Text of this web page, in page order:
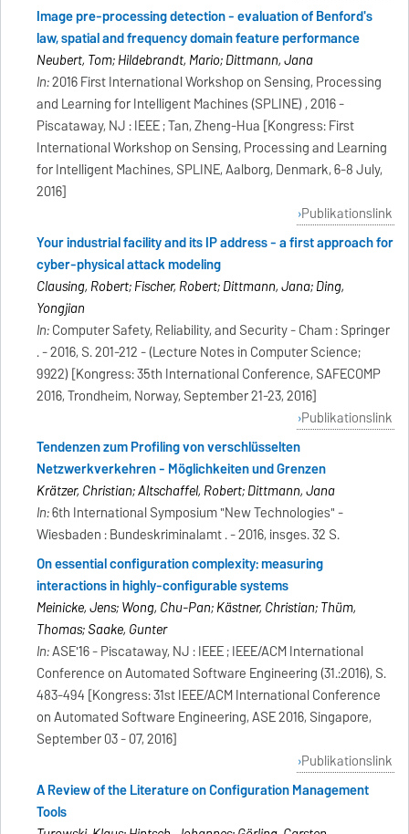
Image pre-processing detection - evaluation of Benford's
law, spatial and frequency domain feature performance
Neubert, Tom; Hildebrandt, Mario; Dittmann, Jana
In:2016 First International Workshop on Sensing, Processing
and Learning for Intelligent Machines (SPLINE) , 2016 -
Piscataway, NJ : IEEE ; Tan, Zheng-Hua [Kongress: First
International Workshop on Sensing, Processing and Learning
for Intelligent Machines, SPLINE, Aalborg, Denmark, 6-8 July,
2016]
Publikationslink
Your industrial facility and its IP address - a first approach for
cyber-physical attack modeling
Clausing, Robert; Fischer, Robert; Dittmann, Jana; Ding,
Yongjian
In:Computer Safety, Reliability, and Security - Cham : Springer
. - 2016, S. 201-212 - (Lecture Notes in Computer Science;
9922) [Kongress: 35th International Conference, SAFECOMP
2016, Trondheim, Norway, September 21-23, 2016]
Publikationslink
Tendenzen zum Profiling von verschlüsselten
Netzwerkverkehren - Möglichkeiten und Grenzen
Krätzer, Christian; Altschaffel, Robert; Dittmann, Jana
In:6th International Symposium "New Technologies" -
Wiesbaden : Bundeskriminalamt . - 2016, insges. 32 S.
On essential configuration complexity: measuring
interactions in highly-configurable systems
Meinicke, Jens; Wong, Chu-Pan; Kästner, Christian; Thüm,
Thomas; Saake, Gunter
In:ASE'16 - Piscataway, NJ : IEEE ; IEEE/ACM International
Conference on Automated Software Engineering (31.:2016), S.
483-494 [Kongress: 31st IEEE/ACM International Conference
on Automated Software Engineering, ASE 2016, Singapore,
September 03 - 07, 2016]
Publikationslink
A Review of the Literature on Configuration Management
Tools